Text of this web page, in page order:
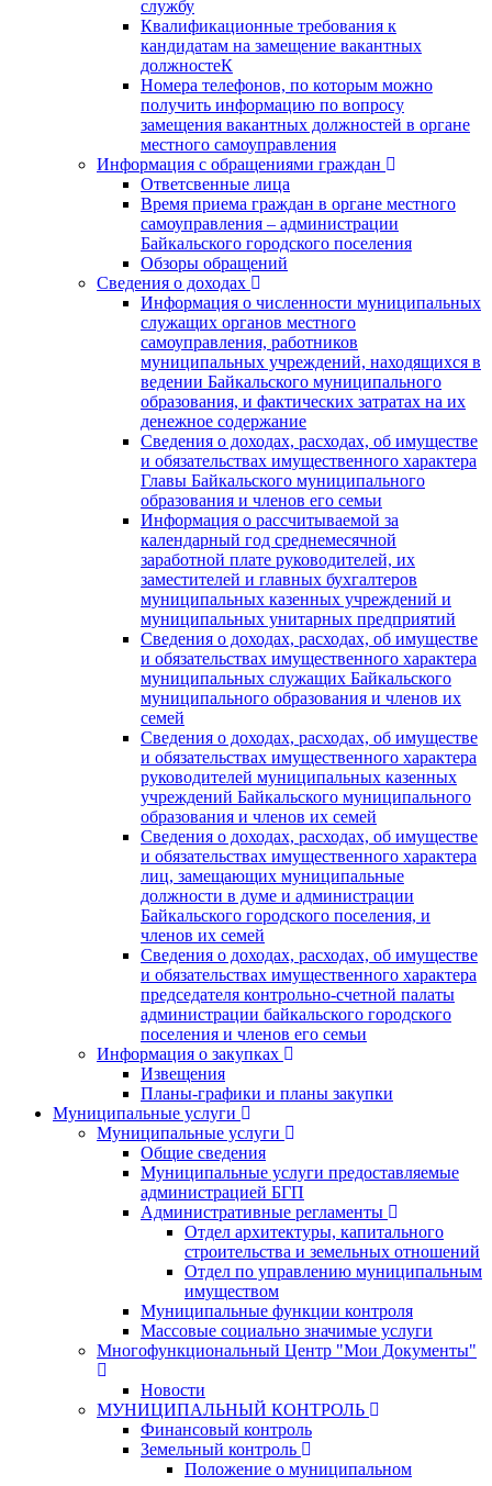
службу
Квалификационные требования к
кандидатам на замещение вакантных
должностеК
Номера телефонов, по которым можно
получить информацию по вопросу
замещения вакантных должностей в органе
местного самоуправления
Информация с обращениями граждан
Ответсвенные лица
Время приема граждан в органе местного
самоуправления – администрации
Байкальского городского поселения
Обзоры обращений
Сведения о доходах
Информация о численности муниципальных
служащих органов местного
самоуправления, работников
муниципальных учреждений, находящихся в
ведении Байкальского муниципального
образования, и фактических затратах на их
денежное содержание
Сведения о доходах, расходах, об имуществе
и обязательствах имущественного характера
Главы Байкальского муниципального
образования и членов его семьи
Информация о рассчитываемой за
календарный год среднемесячной
заработной плате руководителей, их
заместителей и главных бухгалтеров
муниципальных казенных учреждений и
муниципальных унитарных предприятий
Сведения о доходах, расходах, об имуществе
и обязательствах имущественного характера
муниципальных служащих Байкальского
муниципального образования и членов их
семей
Сведения о доходах, расходах, об имуществе
и обязательствах имущественного характера
руководителей муниципальных казенных
учреждений Байкальского муниципального
образования и членов их семей
Сведения о доходах, расходах, об имуществе
и обязательствах имущественного характера
лиц, замещающих муниципальные
должности в думе и администрации
Байкальского городского поселения, и
членов их семей
Сведения о доходах, расходах, об имуществе
и обязательствах имущественного характера
председателя контрольно-счетной палаты
администрации байкальского городского
поселения и членов его семьи
Информация о закупках
Извещения
Планы-графики и планы закупки
Муниципальные услуги
Муниципальные услуги
Общие сведения
Муниципальные услуги предоставляемые
администрацией БГП
Административные регламенты
Отдел архитектуры, капитального
строительства и земельных отношений
Отдел по управлению муниципальным
имуществом
Муниципальные функции контроля
Массовые социально значимые услуги
Многофункциональный Центр "Мои Документы"
Новости
МУНИЦИПАЛЬНЫЙ КОНТРОЛЬ
Финансовый контроль
Земельный контроль
Положение о муниципальном